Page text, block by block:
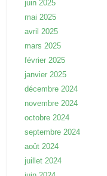
juin 2025
mai 2025
avril 2025
mars 2025
février 2025
janvier 2025
décembre 2024
novembre 2024
octobre 2024
septembre 2024
août 2024
juillet 2024